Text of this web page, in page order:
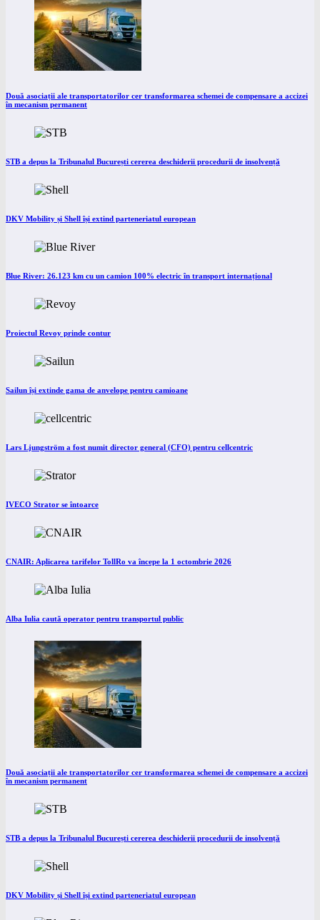
Două asociații ale transportatorilor cer transformarea schemei de compensare a accizei
în mecanism permanent
STB a depus la Tribunalul București cererea deschiderii procedurii de insolvență
DKV Mobility și Shell își extind parteneriatul european
Blue River: 26.123 km cu un camion 100% electric în transport internațional
Proiectul Revoy prinde contur
Sailun își extinde gama de anvelope pentru camioane
Lars Ljungström a fost numit director general (CFO) pentru cellcentric
IVECO Strator se întoarce
CNAIR: Aplicarea tarifelor TollRo va începe la 1 octombrie 2026
Alba Iulia caută operator pentru transportul public
Două asociații ale transportatorilor cer transformarea schemei de compensare a accizei
în mecanism permanent
STB a depus la Tribunalul București cererea deschiderii procedurii de insolvență
DKV Mobility și Shell își extind parteneriatul european